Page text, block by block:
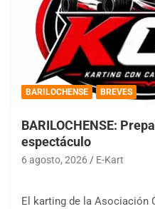
BARILOCHENSE BREVES
BARILOCHENSE:
espectáculo
6 agosto, 2026 E-Kart
El karting de la Asociación